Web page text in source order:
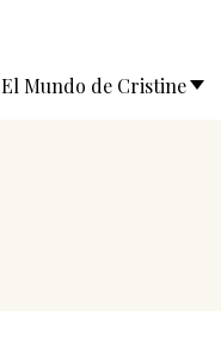
El Mundo de Cristine